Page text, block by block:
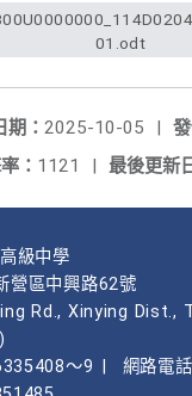
01.odt
期： 2025-10-05
|
最後更新
： 1121 |
級中學
營區中興路62號
Rd., Xinying Dist.,
～9
網路電